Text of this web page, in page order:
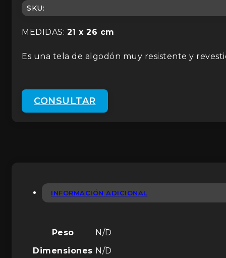
SKU:
MEDIDAS: 21 x 26 cm
Es una tela de algodón muy resistente y
CONSULTAR
INFORMACIÓN ADICIONAL
Peso
N/D
Dimensiones N/D